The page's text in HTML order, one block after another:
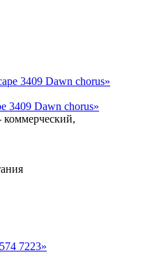
3409 Dawn chorus»
коммерческий,